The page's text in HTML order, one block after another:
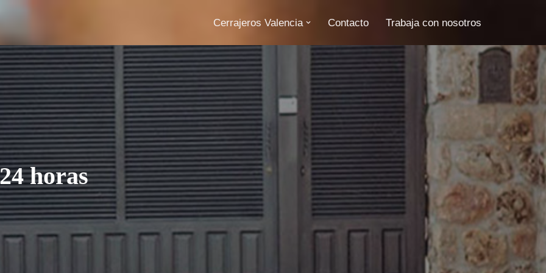
Cerrajeros Valencia Contacto Trabaja con nosotros
horas